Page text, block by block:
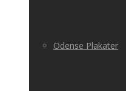
Odense Plakater